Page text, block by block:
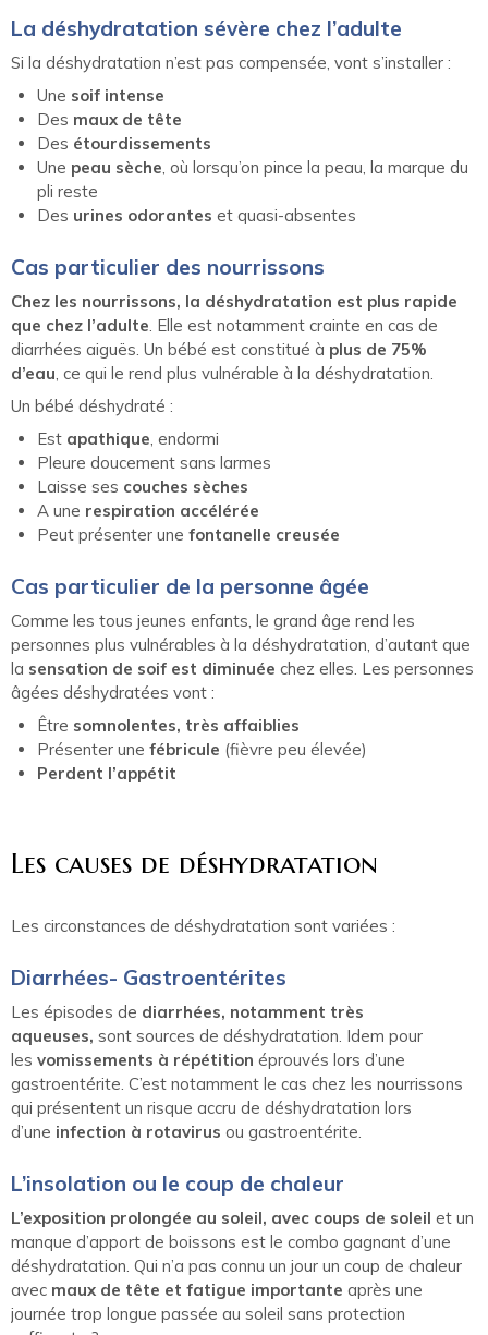
La déshydratation sévère chez l’adulte
Si la déshydratation n’est pas compensée, vont s’installer :
Une soif intense
Des maux de tête
Des étourdissements
Une peau sèche, où lorsqu’on pince la peau, la marque du
pli reste
Des urines odorantes et quasi-absentes
Cas particulier des nourrissons
Chez les nourrissons, la déshydratation est plus rapide
que chez l’adulte. Elle est notamment crainte en cas de
diarrhées aiguës. Un bébé est constitué à plus de 75%
d’eau, ce qui le rend plus vulnérable à la déshydratation.
Un bébé déshydraté :
Est apathique, endormi
Pleure doucement sans larmes
Laisse ses couches sèches
A une respiration accélérée
Peut présenter une fontanelle creusée
Cas particulier de la personne âgée
Comme les tous jeunes enfants, le grand âge rend les
personnes plus vulnérables à la déshydratation, d’autant que
la sensation de soif est diminuée chez elles. Les personnes
âgées déshydratées vont :
Être somnolentes, très affaiblies
Présenter une fébricule (fièvre peu élevée)
Perdent l’appétit
Les causes de déshydratation
Les circonstances de déshydratation sont variées :
Diarrhées- Gastroentérites
Les épisodes de diarrhées, notamment très
aqueuses, sont sources de déshydratation. Idem pour
les vomissements à répétition éprouvés lors d’une
gastroentérite. C’est notamment le cas chez les nourrissons
qui présentent un risque accru de déshydratation lors
d’une infection à rotavirus ou gastroentérite.
L’insolation ou le coup de chaleur
L’exposition prolongée au soleil, avec coups de soleil et un
manque d’apport de boissons est le combo gagnant d’une
déshydratation. Qui n’a pas connu un jour un coup de chaleur
avec maux de tête et fatigue importante après une
journée trop longue passée au soleil sans protection